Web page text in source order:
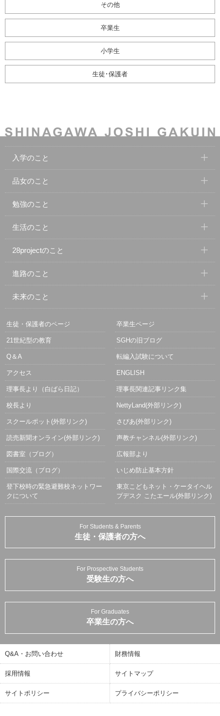
その他
卒業生
小学生
生徒･保護者
入学のこと
品女のこと
勉強のこと
生活のこと
28projectのこと
進路のこと
未来のこと
生徒・保護者のページ 卒業生ページ
21世紀型の教育 SGHの旧ブログ
Q＆A 転編入試験について
アクセス ENGLISH
理事長より（白ばら日記） 理事長関連記事リンク集
校長より NettyLand(外部リンク)
スクールポット(外部リンク) さぴあ(外部リンク)
読売新聞オンライン(外部リンク) 声教チャンネル(外部リンク)
図書室（ブログ） 広報部より
国際交流（ブログ） いじめ防止基本方針
登下校時の緊急避難校ネットワー
クについて
東京こどもネット・ケータイヘル
プデスク こたエール(外部リンク)
For Students & Parents
生徒・保護者の方へ
For Prospective Students
受験生の方へ
For Graduates
卒業生の方へ
Q&A・お問い合わせ 財務情報
採用情報 サイトマップ
サイトポリシー プライバシーポリシー